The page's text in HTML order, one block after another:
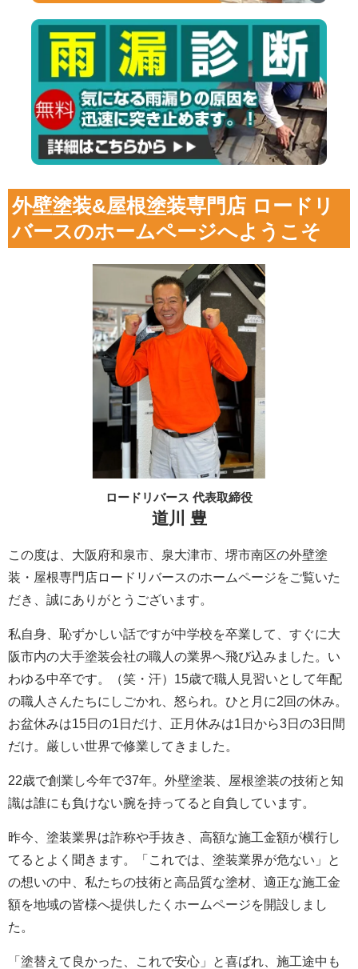
外壁塗装&屋根塗装専門店 ロードリ
バースのホームページへようこそ
ロードリバース 代表取締役
道川 豊
この度は、大阪府和泉市、泉大津市、堺市南区の外壁塗
装・屋根専門店ロードリバースのホームページをご覧いた
だき、誠にありがとうございます。
私自身、恥ずかしい話ですが中学校を卒業して、すぐに大
阪市内の大手塗装会社の職人の業界へ飛び込みました。い
わゆる中卒です。（笑・汗）15歳で職人見習いとして年配
の職人さんたちにしごかれ、怒られ。ひと月に2回の休み。
お盆休みは15日の1日だけ、正月休みは1日から3日の3日間
だけ。厳しい世界で修業してきました。
22歳で創業し今年で37年。外壁塗装、屋根塗装の技術と知
識は誰にも負けない腕を持ってると自負しています。
昨今、塗装業界は詐称や手抜き、高額な施工金額が横行し
てるとよく聞きます。「これでは、塗装業界が危ない」と
の想いの中、私たちの技術と高品質な塗材、適正な施工金
額を地域の皆様へ提供したくホームページを開設しまし
た。
「塗替えて良かった、これで安心」と喜ばれ、施工途中も